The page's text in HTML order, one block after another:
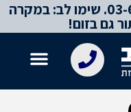
לקביעת תור בהקדם: 03-6140614. שימו לב: במקרה
גם בזום!